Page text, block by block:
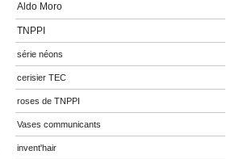
Aldo Moro
TNPPI
série néons
cerisier TEC
roses de TNPPI
Vases communicants
invent'hair